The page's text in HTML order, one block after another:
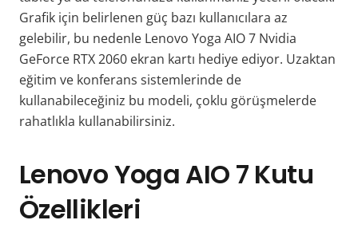
Grafik için belirlenen güç bazı kullanıcılara az
gelebilir, bu nedenle Lenovo Yoga AIO 7 Nvidia
GeForce RTX 2060 ekran kartı hediye ediyor. Uzaktan
eğitim ve konferans sistemlerinde de
kullanabileceğiniz bu modeli, çoklu görüşmelerde
rahatlıkla kullanabilirsiniz.
Lenovo Yoga AIO 7 Kutu
Özellikleri